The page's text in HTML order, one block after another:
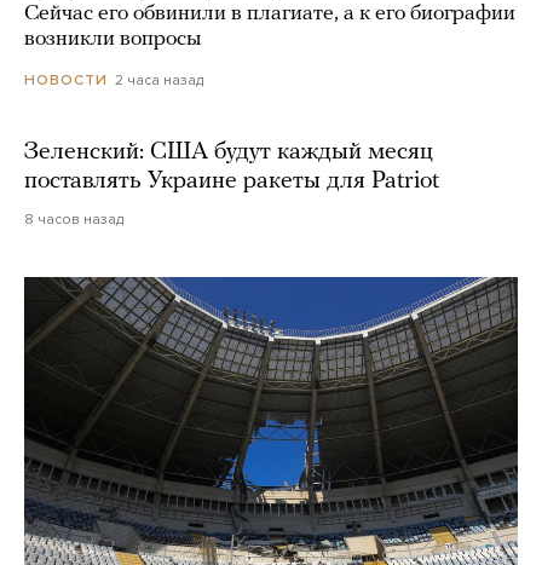
Сейчас его обвинили в плагиате, а к его биографии
возникли вопросы
НОВОСТИ 2 часа назад
Зеленский: США будут каждый месяц
поставлять Украине ракеты для Patriot
8 часов назад